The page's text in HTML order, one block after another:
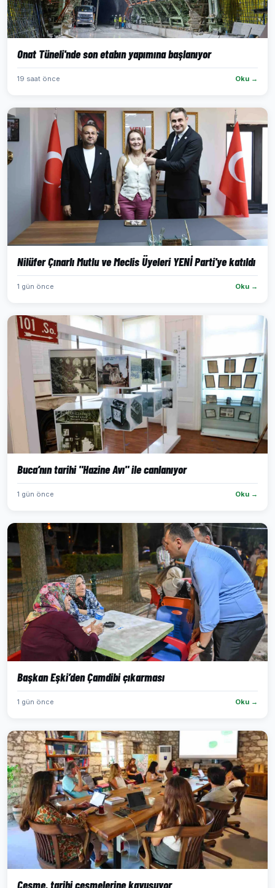
Onat Tüneli'nde son etabın yapımına başlanıyor
19 saat önce Oku →
Nilüfer Çınarlı Mutlu ve Meclis Üyeleri YENİ Parti'ye katıldı
1 gün önce Oku →
Buca’nın tarihi "Hazine Avı" ile canlanıyor
1 gün önce Oku →
Başkan Eşki’den Çamdibi çıkarması
1 gün önce Oku →
Çeşme, tarihi çeşmelerine kavuşuyor